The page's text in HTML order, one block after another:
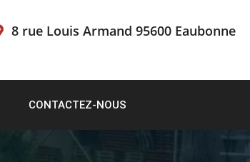
8 rue Louis Armand 95600 Eaubonne
CONTACTEZ-NOUS